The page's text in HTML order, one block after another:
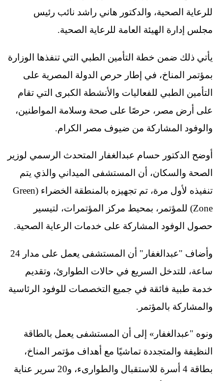
للرعاية الصحية، والدكتور هاني راشد نائب رئيس
مجلس إدارة الهيئة العامة للرعاية الصحية.
يأتي ذلك ضمن خطة التأمين الطبي التي تنفذها الوزارة
بمؤتمر المناخ، في إطار حرص الدولة المصرية على
التأمين الطبي للفعاليات والأنشطة الكبرى التي تقام
على أرض مصر، حرصًا على صحة وسلامة المواطنين،
والوفود المشاركة من ضيوف مصر الكرام.
أوضح الدكتور حسام عبدالغفار المتحدث الرسمي لوزير
الصحة والسكان، أن المستشفى الميداني والذي يتم
تنفيذه لأول مرة، تم تجهيزه بالمنطقة الخضراء (Green
Zone) للمؤتمر، بمحيط مركز المؤتمرات، لتيسير
حصول الوفود المشاركة على خدمات الرعاية الصحية.
وأضاف "عبدالغفار" أن المستشفى يعمل على مدار 24
ساعة، للتدخل السريع في حالات الطوارئ، وتقديم
خدمة طبية فائقة في جميع التخصصات للوفود الرئاسية
والمشاركة بالمؤتمر.
ونوه "عبدالغفار» إلى أن المستشفى يعمل بالطاقة
النظيفة والمتجددة تماشيًا مع أهداف مؤتمر المناخ،
بطاقة 4 أسرة للاستقبال والطوارىء، و20 سرير عناية